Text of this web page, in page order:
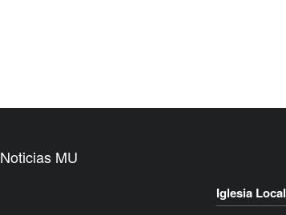
Noticias MU
Iglesia Local